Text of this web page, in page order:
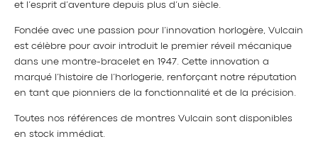
et l’esprit d’aventure depuis plus d’un siècle.
Fondée avec une passion pour l’innovation horlogère, Vulcain
est célèbre pour avoir introduit le premier réveil mécanique
dans une montre-bracelet en 1947. Cette innovation a
marqué l’histoire de l’horlogerie, renforçant notre réputation
en tant que pionniers de la fonctionnalité et de la précision.
Toutes nos références de montres Vulcain sont disponibles
en stock immédiat.